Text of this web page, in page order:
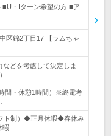
・Iターン希望の方 ■ア
区錦2丁目17 【ラムちゃ
どを考慮して決定しま
間・休憩1時間）※終電考
ト制）◆正月休暇◆春休み
暇